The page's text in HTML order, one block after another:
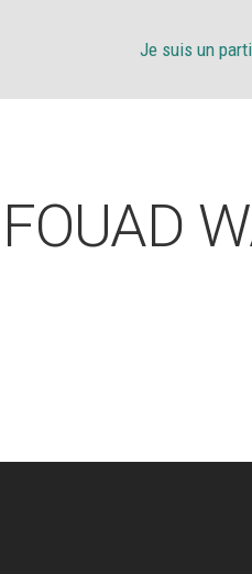
Je suis un
FOUAD